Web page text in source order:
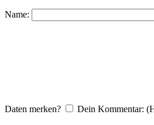
Name:
Daten merken? Dein Kommentar: